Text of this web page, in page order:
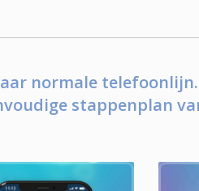
normale
stappenplan